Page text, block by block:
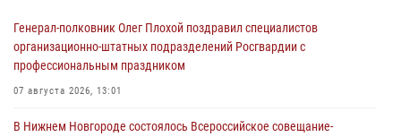
Генерал-полковник Олег Плохой поздравил специалистов
организационно-штатных подразделений Росгвардии с
профессиональным праздником
07 августа 2026, 13:01
В Нижнем Новгороде состоялось Всероссийское совещание-